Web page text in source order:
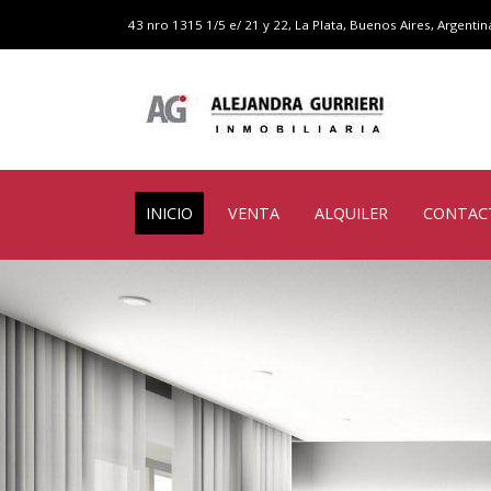
43 nro 1315 1/5 e/ 21 y 22, La Plata, Buenos Aires,
INICIO VENTA ALQUILER